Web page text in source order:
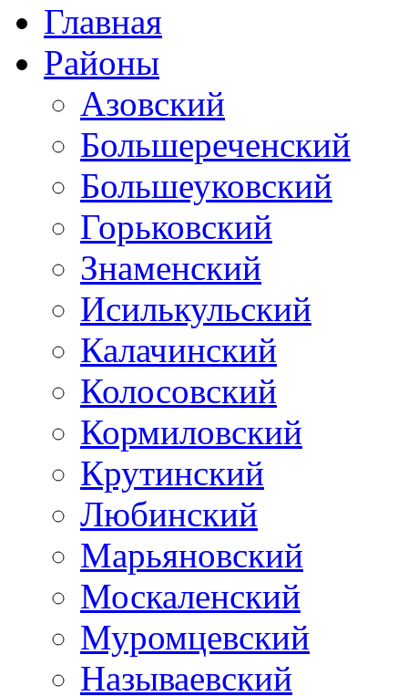
Главная
Районы
Азовский
Большереченский
Большеуковский
Горьковский
Знаменский
Исилькульский
Калачинский
Колосовский
Кормиловский
Крутинский
Любинский
Марьяновский
Москаленский
Муромцевский
Называевский